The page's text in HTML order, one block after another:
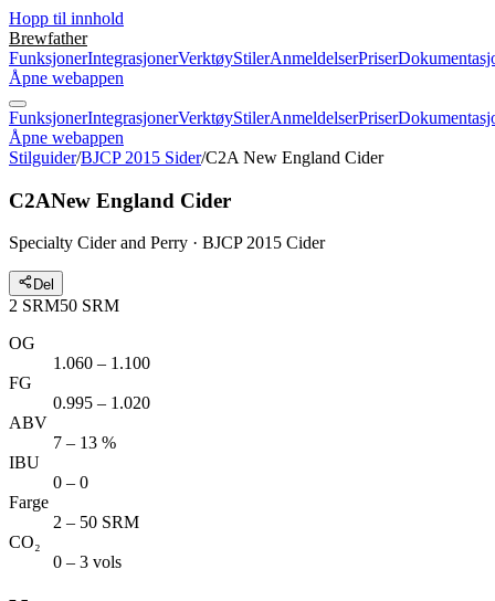
Hopp til innhold
Brewfather
FunksjonerIntegrasjonerVerktøyStilerAnmeldelserPriser
Åpne webappen
FunksjonerIntegrasjonerVerktøyStilerAnmeldelserPriser
Åpne webappen
Stilguider/BJCP 2015 Sider/C2A New England Cider
C2ANew England Cider
Specialty Cider and Perry · BJCP 2015 Cider
Del
2 SRM50 SRM
OG
1.060 – 1.100
FG
0.995 – 1.020
ABV
7 – 13 %
IBU
0 – 0
Farge
2 – 50 SRM
CO₂
0 – 3 vols